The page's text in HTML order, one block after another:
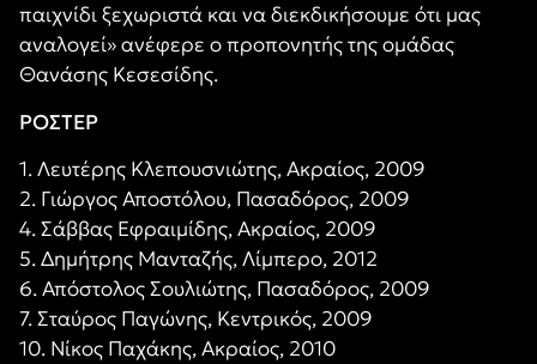
παιχνίδι ξεχωριστά και να διεκδικήσουμε ότι μας
αναλογεί» ανέφερε ο προπονητής της ομάδας
Θανάσης Κεσεσίδης.
ΡΟΣΤΕΡ
1. Λευτέρης Κλεπουσνιώτης, Ακραίος, 2009
2. Γιώργος Αποστόλου, Πασαδόρος, 2009
4. Σάββας Εφραιμίδης, Ακραίος, 2009
5. Δημήτρης Μανταζής, Λίμπερο, 2012
6. Απόστολος Σουλιώτης, Πασαδόρος, 2009
7. Σταύρος Παγώνης, Κεντρικός, 2009
10. Νίκος Παχάκης, Ακραίος, 2010